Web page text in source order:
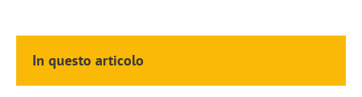
In questo articolo